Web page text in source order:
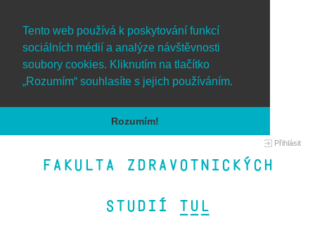
Tento web používá k poskytování funkcí
sociálních médií a analýze návštěvnosti
soubory cookies. Kliknutím na tlačítko
„Rozumím“ souhlasíte s jejich používáním.
Rozumím!
Přihlásit
Fakulta zdravotnických
studií TUL&